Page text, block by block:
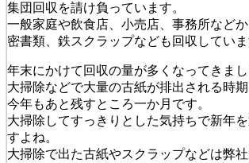
集団回収を請け負っています。
一般家庭や飲食店、小売店、事務所など
密書類、鉄スクラップなども回収していま
年末にかけて回収の量が多くなってきまし
大掃除などで大量の古紙が排出される時期
今年もあと残すところ一か月です。
大掃除してすっきりとした気持ちで新年
すよね。
大掃除で出た古紙やスクラップなどは弊